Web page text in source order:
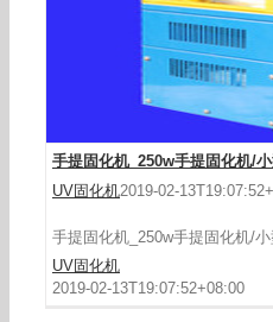
手提固化机_250w手提固化机/
UV固化机2019-02-
手提固化机_250w手提固化机/
UV固化机
2019-02-13T19:07:52+08:00